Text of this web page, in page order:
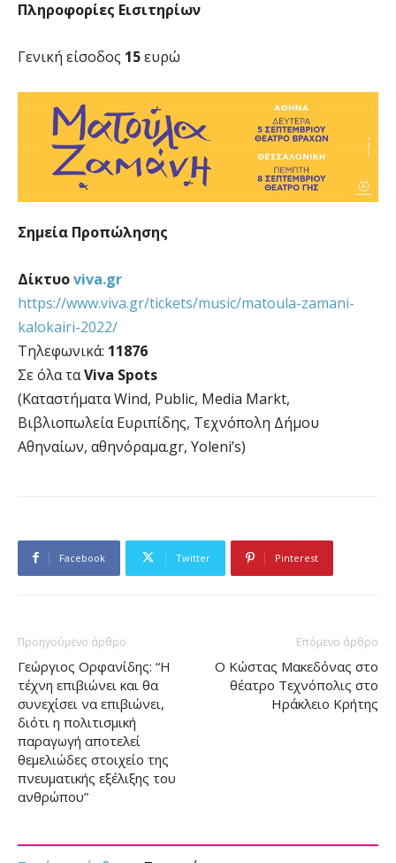
Πληροφορίες Εισιτηρίων
Γενική είσοδος 15ευρώ
Σημεία Προπώλησης
Δίκτυοviva.gr
https://www.viva.gr/tickets/music/matoula-zamani-
kalokairi-2022/
Τηλεφωνικά: 11876
Σε όλα ταViva Spots
(Καταστήματα Wind, Public, Media Markt,
Βιβλιοπωλεία Ευριπίδης, Τεχνόπολη Δήμου
Αθηναίων, αθηνόραμα.gr, Yoleni’s)
Facebook Twitter Pinterest
Προηγούμενο άρθρο
Γεώργιος Ορφανίδης: “Η
τέχνη επιβιώνει και θα
συνεχίσει να επιβιώνει,
διότι η πολιτισμική
παραγωγή αποτελεί
θεμελιώδες στοιχείο της
πνευματικής εξέλιξης του
ανθρώπου”
Επόμενο άρθρο
O Κώστας Μακεδόνας στο
θέατρο Τεχνόπολις στο
Ηράκλειο Κρήτης